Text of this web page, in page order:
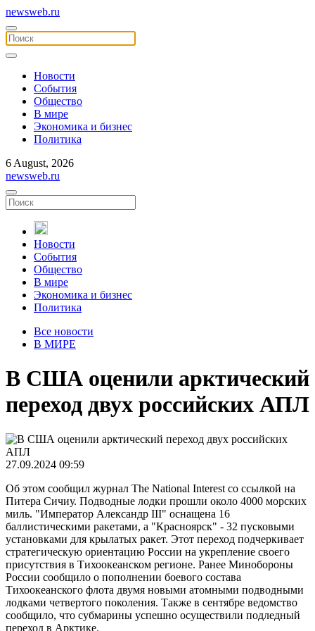
newsweb.ru
Новости
События
Общество
В мире
Экономика и бизнес
Политика
6 August, 2026
newsweb.ru
Новости
События
Общество
В мире
Экономика и бизнес
Политика
Все новости
В МИРЕ
В США оценили арктический
переход двух российских АПЛ
27.09.2024 09:59
Об этом сообщил журнал The National Interest со ссылкой на
Питера Сичиу. Подводные лодки прошли около 4000 морских
миль. "Император Александр III" оснащена 16
баллистическими ракетами, а "Красноярск" - 32 пусковыми
установками для крылатых ракет. Этот переход подчеркивает
стратегическую ориентацию России на укрепление своего
присутствия в Тихоокеанском регионе. Ранее Минобороны
России сообщило о пополнении боевого состава
Тихоокеанского флота двумя новыми атомными подводными
лодками четвертого поколения. Также в сентябре ведомство
сообщило, что субмарины успешно осуществили подледный
переход в Арктике.